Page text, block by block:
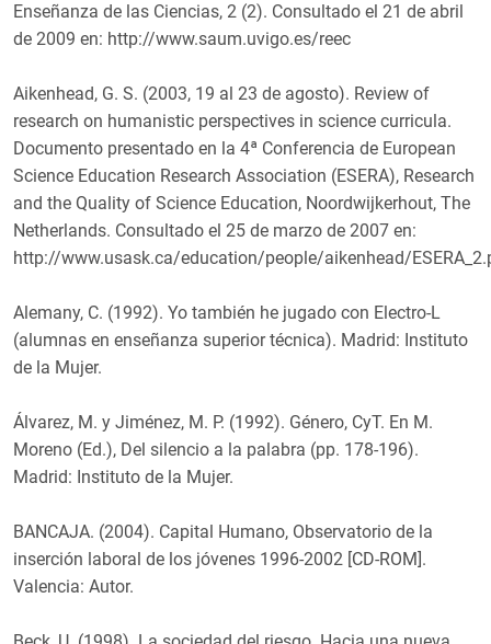
Enseñanza de las Ciencias, 2 (2). Consultado el 21 de abril
de 2009 en: http://www.saum.uvigo.es/reec
Aikenhead, G. S. (2003, 19 al 23 de agosto). Review of
research on humanistic perspectives in science curricula.
Documento presentado en la 4ª Conferencia de European
Science Education Research Association (ESERA), Research
and the Quality of Science Education, Noordwijkerhout, The
Netherlands. Consultado el 25 de marzo de 2007 en:
http://www.usask.ca/education/people/aikenhead/
Alemany, C. (1992). Yo también he jugado con Electro-L
(alumnas en enseñanza superior técnica). Madrid: Instituto
de la Mujer.
Álvarez, M. y Jiménez, M. P. (1992). Género, CyT. En M.
Moreno (Ed.), Del silencio a la palabra (pp. 178-196).
Madrid: Instituto de la Mujer.
BANCAJA. (2004). Capital Humano, Observatorio de la
inserción laboral de los jóvenes 1996-2002 [CD-ROM].
Valencia: Autor.